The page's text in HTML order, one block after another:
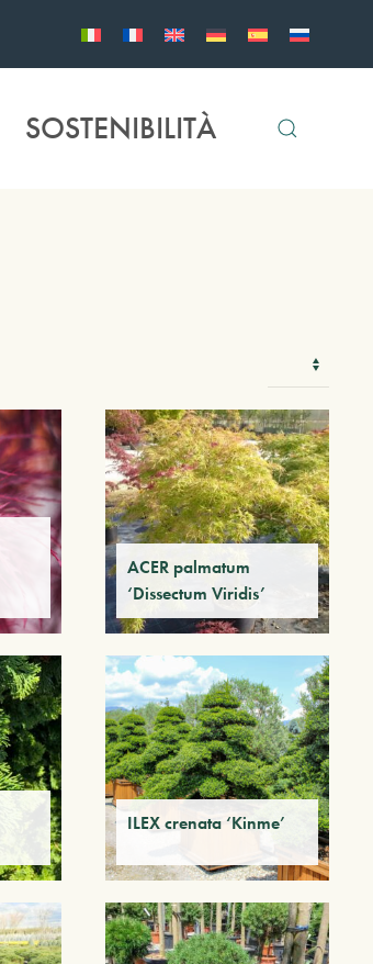
SOSTENIBILITÀ
ACER palmatum
‘Dissectum Viridis’
ILEX crenata ‘Kinme’